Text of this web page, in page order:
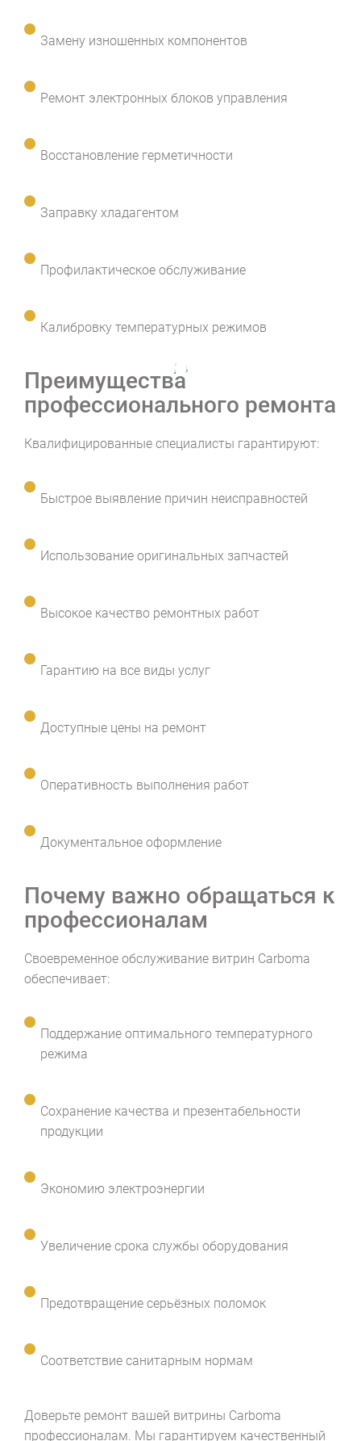
Замену изношенных компонентов
Ремонт электронных блоков управления
Восстановление герметичности
Заправку хладагентом
Профилактическое обслуживание
Калибровку температурных режимов
Преимущества
профессионального ремонта
Квалифицированные специалисты гарантируют:
Быстрое выявление причин неисправностей
Использование оригинальных запчастей
Высокое качество ремонтных работ
Гарантию на все виды услуг
Доступные цены на ремонт
Оперативность выполнения работ
Документальное оформление
Почему важно обращаться к
профессионалам
Своевременное обслуживание витрин Carboma
обеспечивает:
Поддержание оптимального температурного
режима
Сохранение качества и презентабельности
продукции
Экономию электроэнергии
Увеличение срока службы оборудования
Предотвращение серьёзных поломок
Соответствие санитарным нормам
Доверьте ремонт вашей витрины Carboma
профессионалам. Мы гарантируем качественный